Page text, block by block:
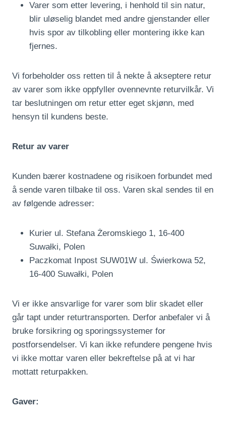
Varer som etter levering, i henhold til sin natur,
blir uløselig blandet med andre gjenstander eller
hvis spor av tilkobling eller montering ikke kan
fjernes.
Vi forbeholder oss retten til å nekte å akseptere retur
av varer som ikke oppfyller ovennevnte returvilkår. Vi
tar beslutningen om retur etter eget skjønn, med
hensyn til kundens beste.
Retur av varer
Kunden bærer kostnadene og risikoen forbundet med
å sende varen tilbake til oss. Varen skal sendes til en
av følgende adresser:
Kurier ul. Stefana Żeromskiego 1, 16-400
Suwałki, Polen
Paczkomat Inpost SUW01W ul. Świerkowa 52,
16-400 Suwałki, Polen
Vi er ikke ansvarlige for varer som blir skadet eller
går tapt under returtransporten. Derfor anbefaler vi å
bruke forsikring og sporingssystemer for
postforsendelser. Vi kan ikke refundere pengene hvis
vi ikke mottar varen eller bekreftelse på at vi har
mottatt returpakken.
Gaver: